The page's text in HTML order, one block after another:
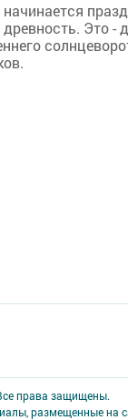
Это -
права защищены.
размещенные на